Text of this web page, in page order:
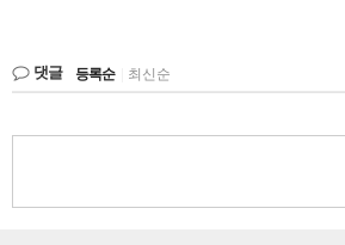
댓글 등록순 최신순